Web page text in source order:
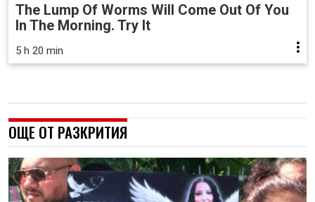
The Lump Of Worms Will Come Out Of You
In The Morning. Try It
5 h 20 min
ОЩЕ ОТ РАЗКРИТИЯ